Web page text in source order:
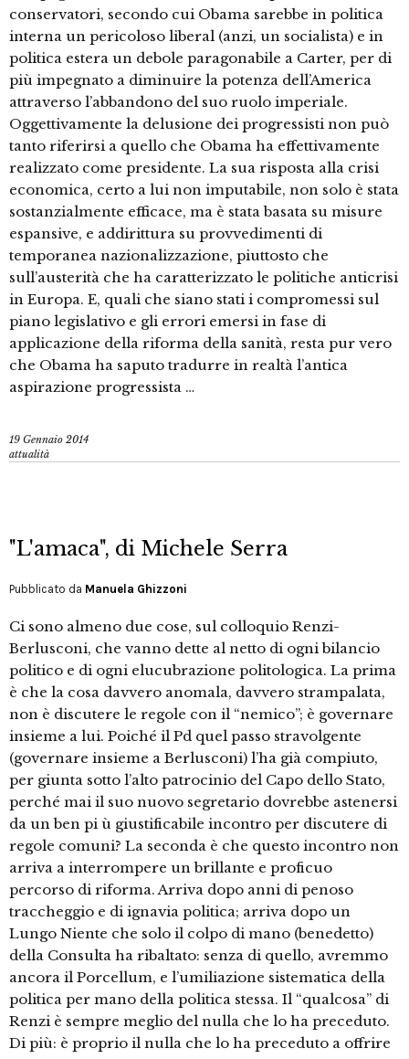
conservatori, secondo cui Obama sarebbe in politica
interna un pericoloso liberal (anzi, un socialista) e in
politica estera un debole paragonabile a Carter, per di
più impegnato a diminuire la potenza dell’America
attraverso l’abbandono del suo ruolo imperiale.
Oggettivamente la delusione dei progressisti non può
tanto riferirsi a quello che Obama ha effettivamente
realizzato come presidente. La sua risposta alla crisi
economica, certo a lui non imputabile, non solo è stata
sostanzialmente efficace, ma è stata basata su misure
espansive, e addirittura su provvedimenti di
temporanea nazionalizzazione, piuttosto che
sull’austerità che ha caratterizzato le politiche anticrisi
in Europa. E, quali che siano stati i compromessi sul
piano legislativo e gli errori emersi in fase di
applicazione della riforma della sanità, resta pur vero
che Obama ha saputo tradurre in realtà l’antica
aspirazione progressista …
19 Gennaio 2014
attualità
"L'amaca", di Michele Serra
Pubblicato da Manuela Ghizzoni
Ci sono almeno due cose, sul colloquio Renzi-
Berlusconi, che vanno dette al netto di ogni bilancio
politico e di ogni elucubrazione politologica. La prima
è che la cosa davvero anomala, davvero strampalata,
non è discutere le regole con il “nemico”; è governare
insieme a lui. Poiché il Pd quel passo stravolgente
(governare insieme a Berlusconi) l’ha già compiuto,
per giunta sotto l’alto patrocinio del Capo dello Stato,
perché mai il suo nuovo segretario dovrebbe astenersi
da un ben pi ù giustificabile incontro per discutere di
regole comuni? La seconda è che questo incontro non
arriva a interrompere un brillante e proficuo
percorso di riforma. Arriva dopo anni di penoso
traccheggio e di ignavia politica; arriva dopo un
Lungo Niente che solo il colpo di mano (benedetto)
della Consulta ha ribaltato: senza di quello, avremmo
ancora il Porcellum, e l’umiliazione sistematica della
politica per mano della politica stessa. Il “qualcosa” di
Renzi è sempre meglio del nulla che lo ha preceduto.
Di più: è proprio il nulla che lo ha preceduto a offrire